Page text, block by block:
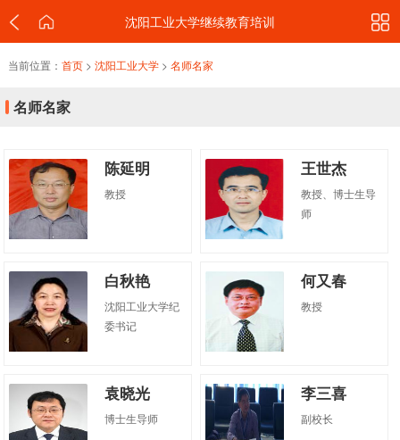
沈阳工业大学继续教育培训
当前位置： 首页> 沈阳工业大学> 名师名家
名师名家
陈延明
教授
王世杰
教授、博士生导
师
白秋艳
沈阳工业大学纪
委书记
何又春
教授
袁晓光
博士生导师
李三喜
副校长